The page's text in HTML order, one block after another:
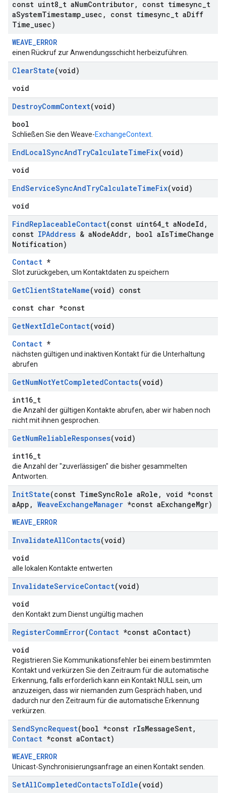
const uint8 t aNumContributor, const timesync t
aSystemTimestamp usec , const timesync t aDiff
Time usec)
WEAVE_ERROR
einen Rückruf zur Anwendungsschicht herbeizuführen.
ClearState(void)
void
DestroyCommContext(void)
bool
Schließen Sie den Weave-ExchangeContext
EndLocalSyncAndTryCalculateTimeFix(void)
void
EndServiceSyncAndTryCalculateTimeFix(void)
void
FindReplaceableContact(const uint64 t aNodeId ,
const IPAddress & aNodeAddr, bool aIsTimeChange
Notification)
Contact *
Slot zurückgeben, um Kontaktdaten zu speichern
GetClientStateName(void) const
const char *const
GetNextIdleContact(void)
Contact *
nächsten gültigen und inaktiven Kontakt für die Unterhaltung
abrufen
GetNumNotYetCompletedContacts(void)
int16_t
die Anzahl der gültigen Kontakte abrufen, aber wir haben noch
nicht mit ihnen gesprochen.
GetNumReliableResponses(void)
int16_t
die Anzahl der "zuverlässigen" die bisher gesammelten
Antworten.
InitState(const TimeSyncRole aRole , void *const
aApp , WeaveExchangeManager *const aExchangeMgr)
WEAVE_ERROR
InvalidateAllContacts(void)
void
alle lokalen Kontakte entwerten
InvalidateServiceContact(void)
void
den Kontakt zum Dienst ungültig machen
RegisterCommError(Contact *const aContact)
void
Registrieren Sie Kommunikationsfehler bei einem bestimmten
Kontakt und verkürzen Sie den Zeitraum für die automatische
Erkennung, falls erforderlich kann ein Kontakt NULL sein, um
anzuzeigen, dass wir niemanden zum Gespräch haben, und
dadurch nur den Zeitraum für die automatische Erkennung
verkürzen.
SendSyncRequest(bool *const rIsMessageSent,
Contact *const aContact)
WEAVE_ERROR
Unicast-Synchronisierungsanfrage an einen Kontakt senden.
SetAllCompletedContactsToIdle(void)